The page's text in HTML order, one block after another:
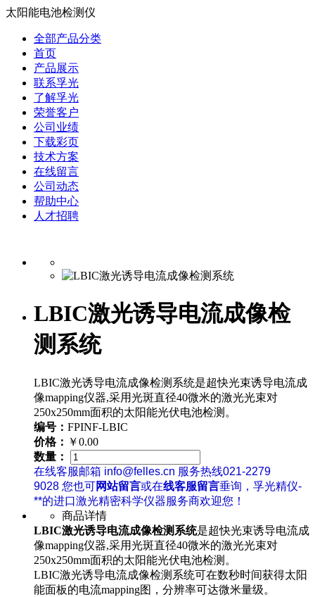
太阳能电池检测仪
全部产品分类
首页
产品展示
联系孚光
了解孚光
荣誉客户
公司业绩
下载彩页
技术方案
在线留言
公司动态
帮助中心
人才招聘
LBIC激光诱导电流成像检
测系统
LBIC激光诱导电流成像检测系统是超快光束诱导电流成
像mapping仪器,采用光斑直径40微米的激光光束对
250x250mm面积的太阳能光伏电池检测。
编号： FPINF-LBIC
价格： ￥0.00
数量：
在线客服邮箱 info@felles.cn 服务热线021-2279
9028 您也可网站留言或在线客服留言垂询，孚光精仪-
**的进口激光精密科学仪器服务商欢迎您！
商品详情
LBIC激光诱导电流成像检测系统是超快光束诱导电流成
像mapping仪器,采用光斑直径40微米的激光光束对
250x250mm面积的太阳能光伏电池检测。
LBIC激光诱导电流成像检测系统可在数秒时间获得太阳
能面板的电流mapping图，分辨率可达微米量级。